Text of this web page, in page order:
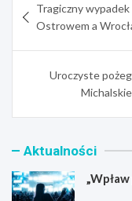
wpisu
Tragiczny
Ostrowem a
Uroczyste
Aktualności